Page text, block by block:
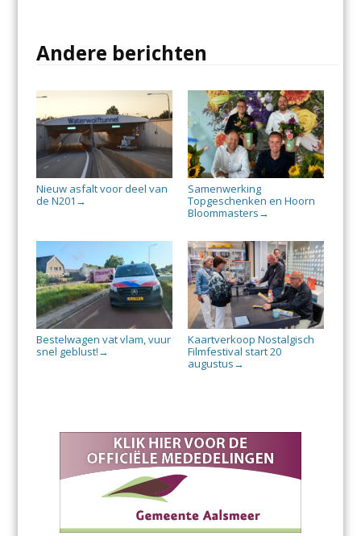
Andere berichten
Nieuw asfalt voor deel van
de N201 →
Samenwerking
Topgeschenken en Hoorn
Bloommasters →
Bestelwagen vat vlam, vuur
snel geblust! →
Kaartverkoop Nostalgisch
Filmfestival start 20
augustus →